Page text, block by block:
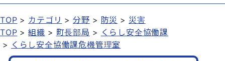
くらし 健康・福祉 教育・文化 観光・魅力
TOP カテゴリ 分野 防災
災害
TOP
組織 町長部局
くらし安全協働課
くらし安全協働課危機管理室